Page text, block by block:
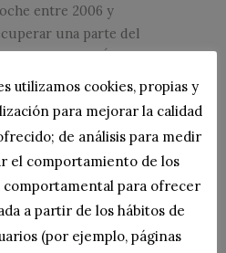
entre 2006 y
una parte del
EL CÁRTEL
Durante los años
de vehículos
se intercambiaron
y
para reducir la
0 Comentarios
utilizamos cookies, propias y
para mejorar la calidad
de análisis para medir
el comportamiento de los
comportamental para ofrecer
a partir de los hábitos de
(por ejemplo, páginas